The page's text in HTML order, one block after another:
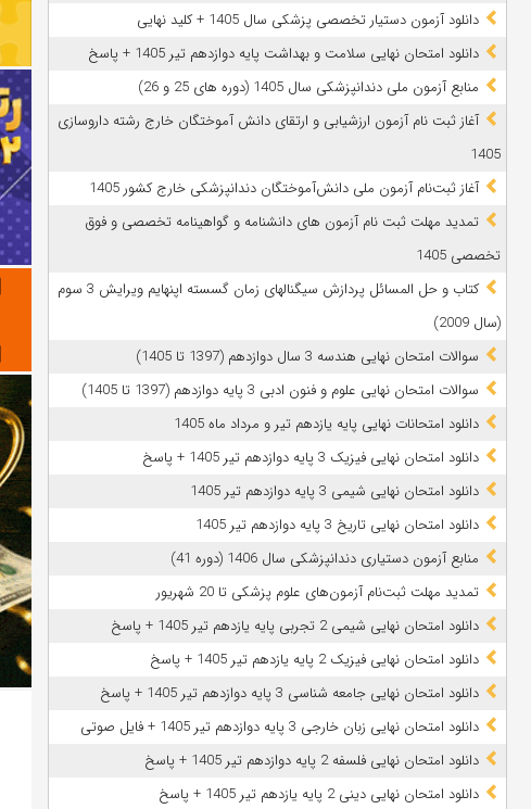
دانلود آزمون دستیار تخصصی پزشکی سال 1405 + کلید نهایی
دانلود امتحان نهایی سلامت و بهداشت پایه دوازدهم تیر 1405 + پاسخ
ﻣﻨﺎﺑﻊ آزﻣﻮن ﻣﻠﯽ دندانپزشکی سال 1405 (دوره های 25 و 26)
آغاز ثبت نام آزمون‌ ارزشیابی و ارتقای دانش آموختگان خارج رشته داروسازی
1405
آغاز ثبت‌نام آزمون ملی دانش‌آموختگان دندانپزشکی خارج کشور 1405
تمدید مهلت ثبت نام آزمون های دانشنامه و گواهینامه تخصصی و فوق
تخصصی 1405
کتاب و حل المسائل پردازش سیگنالهای زمان گسسته اپنهایم ویرایش 3 سوم
(سال 2009)
سوالات امتحان نهایی هندسه 3 سال دوازدهم (1397 تا 1405)
سوالات امتحان نهایی علوم و فنون ادبی 3 پایه دوازدهم (1397 تا 1405)
دانلود امتحانات نهایی پایه یازدهم تیر و مرداد ماه 1405
دانلود امتحان نهایی فیزیک 3 پایه دوازدهم تیر 1405 + پاسخ
دانلود امتحان نهایی شیمی 3 پایه دوازدهم تیر 1405
دانلود امتحان نهایی تاریخ 3 پایه دوازدهم تیر 1405
منابع آزمون دستیاری دندانپزشکی سال 1406 (دوره 41)
تمدید مهلت ثبت‌نام آزمون‌های علوم پزشکی تا 20 شهریور
دانلود امتحان نهایی شیمی 2 تجربی پایه یازدهم تیر 1405 + پاسخ
دانلود امتحان نهایی فیزیک 2 پایه یازدهم تیر 1405 + پاسخ
دانلود امتحان نهایی جامعه شناسی 3 پایه دوازدهم تیر 1405 + پاسخ
دانلود امتحان نهایی زبان خارجی 3 پایه دوازدهم تیر 1405 + فایل صوتی
دانلود امتحان نهایی فلسفه 2 پایه دوازدهم تیر 1405 + پاسخ
دانلود امتحان نهایی دینی 2 پایه یازدهم تیر 1405 + پاسخ